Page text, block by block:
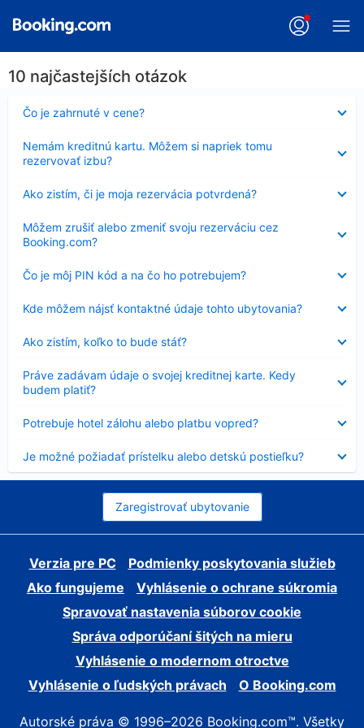
10 najčastejších otázok
Čo je zahrnuté v cene?
Nezobrazuje
sa
Nemám kreditnú kartu. Môžem si napriek tomu
rezervovať izbu?
sa
Ako zistím, či je moja rezervácia potvrdená?
sa
Môžem zrušiť alebo zmeniť svoju rezerváciu cez
Booking.com?
sa
Čo je môj PIN kód a na čo ho potrebujem?
Nezobrazuje
sa
Kde môžem nájsť kontaktné údaje tohto ubytovania?
sa
Ako zistím, koľko to bude stáť?
sa
Práve zadávam údaje o svojej kreditnej karte. Kedy
budem platiť?
sa
Potrebuje hotel zálohu alebo platbu vopred?
sa
Je možné požiadať prístelku alebo detskú postieľku?
sa
Zaregistrovať ubytovanie
Verzia pre PC
Podmienky poskytovania služieb
Ako fungujeme
Vyhlásenie o ochrane súkromia
Spravovať nastavenia súborov cookie
Správa odporúčaní šitých na mieru
Vyhlásenie o modernom otroctve
Vyhlásenie o ľudských právach
O Booking.com
Autorské práva © 1996–2026 Booking.com™. Všetky